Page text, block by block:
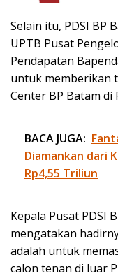
Selain itu, PDSI BP
UPTB Pusat
Pendapatan
untuk memberikan
Center BP Batam di
BACA JUGA:
Diamankan dari
Rp4,55 Triliun
Kepala Pusat PDSI
mengatakan
adalah untuk
calon tenan di luar